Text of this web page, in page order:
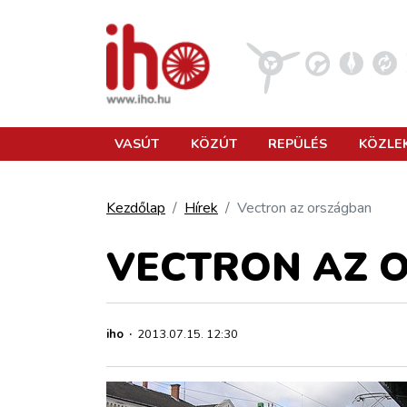
KÖZLEKEDÉSFEJLESZTÉS
VASÚT KÖZÚT REPÜLÉS
Kezdőlap Hírek Vectron az országban
VECTRON AZ
iho · 2013.07.15. 12:30